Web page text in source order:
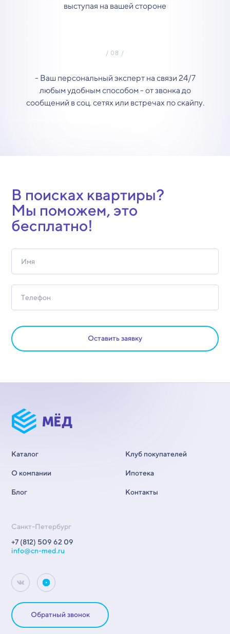
выступая на вашей стороне
- Ваш персональный эксперт на связи 24/7
любым удобным способом - от звонка до
сообщений в соц. сетях или встречах по скайпу.
В поисках квартиры?
Мы поможем, это
бесплатно!
Оставить заявку
Каталог
О компании
Блог
Клуб покупателей
Ипотека
Контакты
Санкт-Петербург
+7 (812) 509 62 09
info@cn-med.ru
Обратный звонок